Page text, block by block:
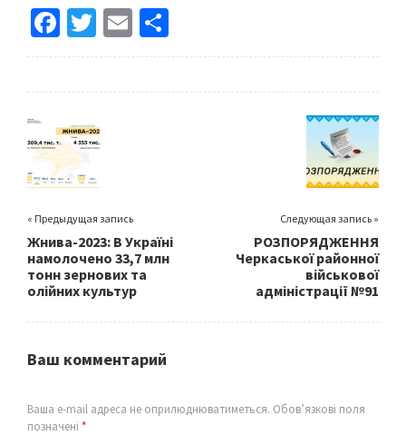
Fa
ce
o
k
T
wi
E
m h
« Предыдущая запись
Жнива-2023: В Україні
намолочено 33,7 млн
тонн зернових та
олійних культур
Следующая запись »
РОЗПОРЯДЖЕННЯ
Черкаської районної
військової
адміністрації №91
Ваш комментарий
Ваша e-mail адреса не оприлюднюватиметься. Обов’язкові поля
позначені *